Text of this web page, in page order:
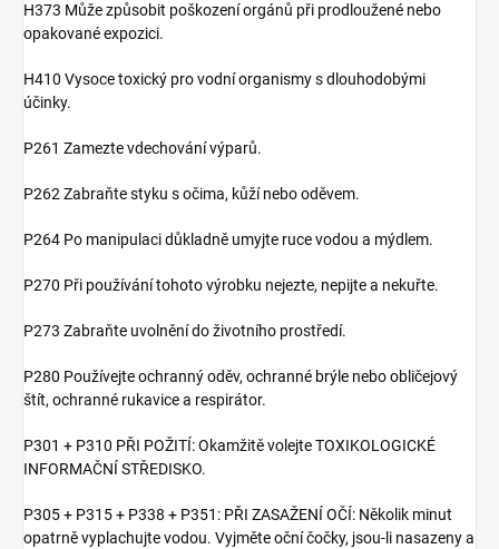
H373 Může způsobit poškození orgánů při prodloužené nebo
opakované expozici.
H410 Vysoce toxický pro vodní organismy s dlouhodobými
účinky.
P261 Zamezte vdechování výparů.
P262 Zabraňte styku s očima, kůží nebo oděvem.
P264 Po manipulaci důkladně umyjte ruce vodou a mýdlem.
P270 Při používání tohoto výrobku nejezte, nepijte a nekuřte.
P273 Zabraňte uvolnění do životního prostředí.
P280 Používejte ochranný oděv, ochranné brýle nebo obličejový
štít, ochranné rukavice a respirátor.
P301 + P310 PŘI POŽITÍ: Okamžitě volejte TOXIKOLOGICKÉ
INFORMAČNÍ STŘEDISKO.
P305 + P315 + P338 + P351: PŘI ZASAŽENÍ OČÍ: Několik minut
opatrně vyplachujte vodou. Vyjměte oční čočky, jsou-li nasazeny a